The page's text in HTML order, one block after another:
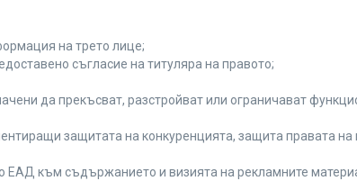
на трето лице;
съгласие на титуляра на правото;
да прекъсват, разстройват или ограничават
защитата на конкуренцията, защита правата на
ЕАД към съдържанието и визията на рекламните